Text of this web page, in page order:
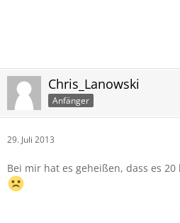
Chris_Lanowski
Anfänger
29. Juli 2013
Bei mir hat es geheißen, dass es